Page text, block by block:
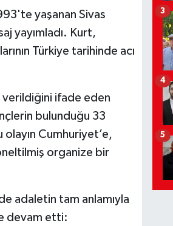
yaşanan Sivas
yayımladı. Kurt,
Türkiye tarihinde acı
verildiğini ifade eden
bulunduğu 33
Cumhuriyet’e,
organize bir
adaletin tam anlamıyla
devam etti:
3
4
5